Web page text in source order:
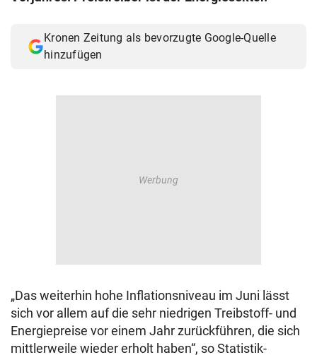
© Krone Multimedia GmbH & Co KG 2026
Kronen Zeitung als bevorzugte Google-Quelle
hinzufügen
„Das weiterhin hohe Inflationsniveau im Juni lässt
sich vor allem auf die sehr niedrigen Treibstoff- und
Energiepreise vor einem Jahr zurückführen, die sich
mittlerweile wieder erholt haben“, so Statistik-